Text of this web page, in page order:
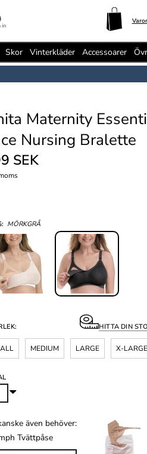
in
Skor Vinterkläder Accessoarer
Maternity
Nursing Bralette
SEK
MÖRKGRÅ
HITTA DIN
MEDIUM LARGE X-LARGE
även behöver:
Tvättpåse